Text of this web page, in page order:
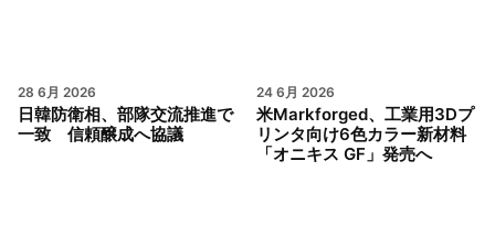
28 6月 2026
日韓防衛相、部隊交流推進で
一致 信頼醸成へ協議
24 6月 2026
米Markforged、工業用3Dプ
リンタ向け6色カラー新材料
「オニキス GF」発売へ